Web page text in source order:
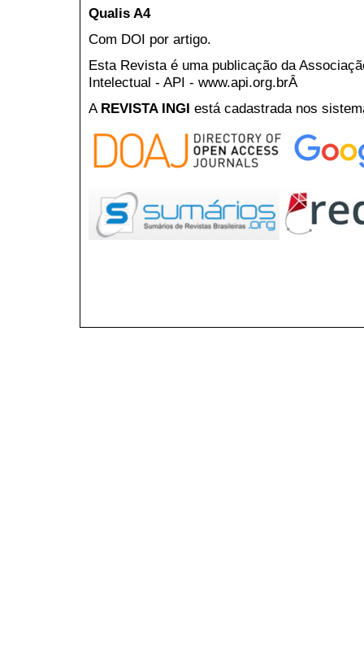
Qualis A4
Com DOI por artigo.
Esta Revista é uma publicação da
Intelectual - API - www.api.org.brÂ
A REVISTA INGI está cadastrada nos